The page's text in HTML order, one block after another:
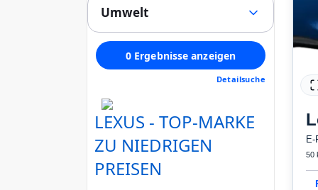
Stoff (0)
Velours (0)
Kunstleder (0)
LED / Laser / Xenon
Tempomat (0)
Panoramadach (0)
Multifunktionslenkrad (0)
Parkassistent (0)
Lichtsensor (0)
Head Up Display
Alle
1
Unfallfahrzeug
Nicht anzeigen
HU / AU neu
Umwelt
Schadstoffklasse min. (Euro)
grün (4) gelb (3)
rot (2) No
Rußpartikelfilter
0 Ergebnisse anzeigen
Detailsuche
LEXUS - TOP-MARKE
ZU NIEDRIGEN
PREISEN
50